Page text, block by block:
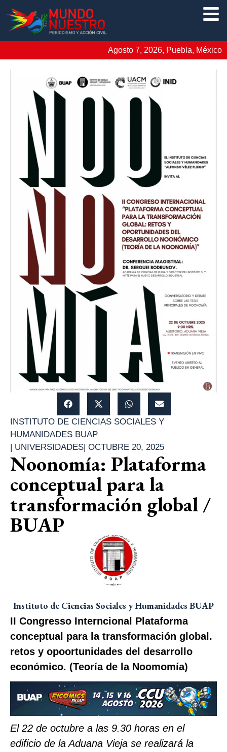
Agosto 7, 2026, Puebla, México
INSTITUTO DE CIENCIAS SOCIALES Y
HUMANIDADES BUAP
| UNIVERSIDADES| OCTUBRE 20, 2025
Noonomía: Plataforma
conceptual para la
transformación global /
BUAP
Instituto de Ciencias Sociales y Humanidades BUAP
II Congresso Interncional Plataforma
conceptual para la transformación global.
retos y opoortunidades del desarrollo
económico. (Teoría de la Noomomía)
El 22 de octubre a las 9.30 horas en el
edificio de la Aduana Vieja se realizará la